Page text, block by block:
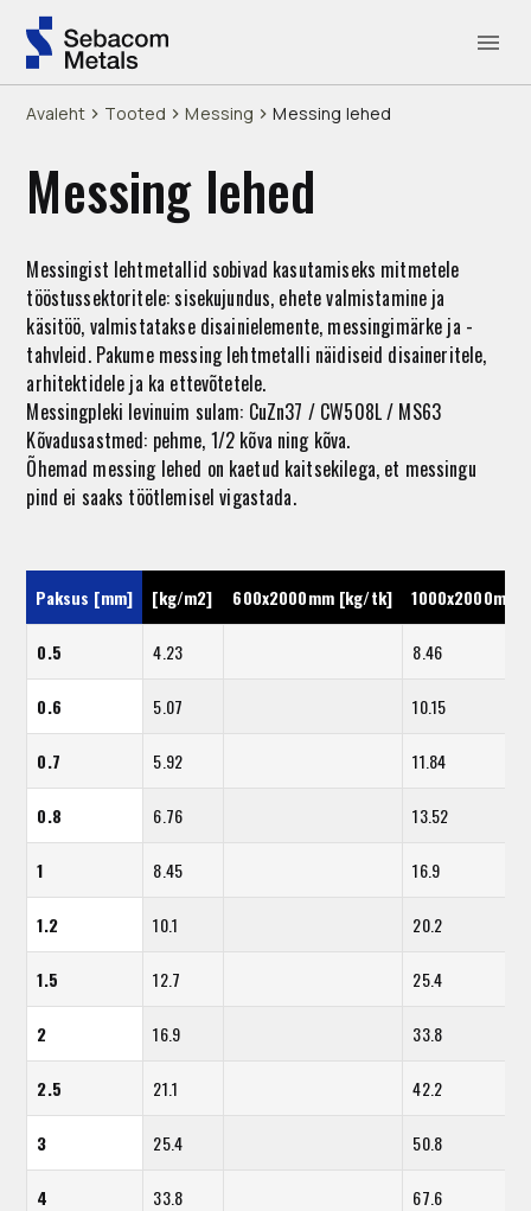
Avaleht Tooted Messing Messing lehed
Messing lehed
Messingist lehtmetallid sobivad kasutamiseks mitmetele
tööstussektoritele: sisekujundus, ehete valmistamine ja
käsitöö, valmistatakse disainielemente, messingimärke ja -
tahvleid. Pakume messing lehtmetalli näidiseid disaineritele,
arhitektidele ja ka ettevõtetele.
Messingpleki levinuim sulam: CuZn37 / CW508L / MS63
Kõvadusastmed: pehme, 1/2 kõva ning kõva.
Õhemad messing lehed on kaetud kaitsekilega, et messingu
pind ei saaks töötlemisel vigastada.
Paksus [mm] [kg/m2] 600x2000mm [kg/tk]
0.5 4.23 8.46
0.6 5.07 10.15
0.7 5.92 11.84
0.8 6.76 13.52
1 8.45 16.9
1.2 10.1 20.2
1.5 12.7 25.4
2 16.9 33.8
2.5 21.1 42.2
3 25.4 50.8
4 33.8 67.6